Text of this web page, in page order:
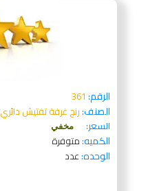
الرقم: 361
الصنف:رنج غرفة تفتيش دائري 60 سم ارتفاع 50-30 سم
السعر:
مخفي
الكميه:متوفرة
الوحده:عدد